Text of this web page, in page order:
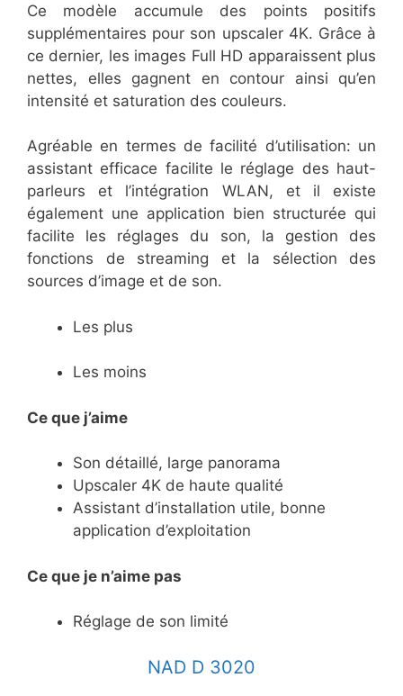
Ce modèle accumule des points positifs
supplémentaires pour son upscaler 4K. Grâce à
ce dernier, les images Full HD apparaissent plus
nettes, elles gagnent en contour ainsi qu’en
intensité et saturation des couleurs.
Agréable en termes de facilité d’utilisation: un
assistant efficace facilite le réglage des haut-
parleurs et l’intégration WLAN, et il existe
également une application bien structurée qui
facilite les réglages du son, la gestion des
fonctions de streaming et la sélection des
sources d’image et de son.
Les plus
Les moins
Ce que j’aime
Son détaillé, large panorama
Upscaler 4K de haute qualité
Assistant d’installation utile, bonne
application d’exploitation
Ce que je n’aime pas
Réglage de son limité
NAD D 3020